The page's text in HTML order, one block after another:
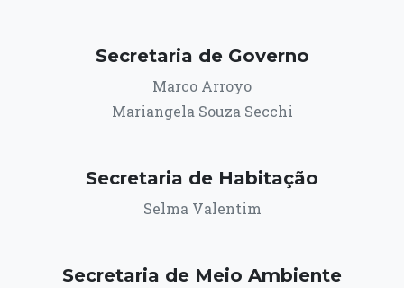
Secretaria de Governo
Marco Arroyo
Mariangela Souza Secchi
Secretaria de Habitação
Selma Valentim
Secretaria de Meio Ambiente